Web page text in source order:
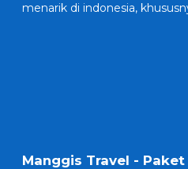
menarik di indonesia,
Manggis Travel -